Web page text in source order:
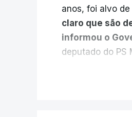
anos, foi alvo
claro que são
informou o
deputado do PS